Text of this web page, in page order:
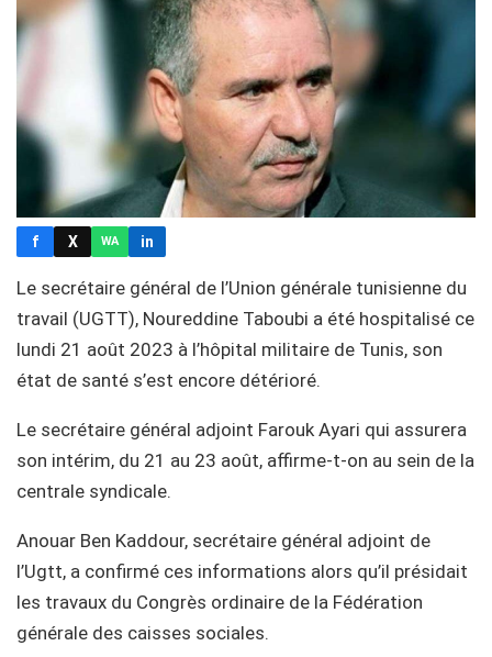
f X WA in
Le secrétaire général de l’Union générale tunisienne du
travail (UGTT), Noureddine Taboubi a été hospitalisé ce
lundi 21 août 2023 à l’hôpital militaire de Tunis, son
état de santé s’est encore détérioré.
Le secrétaire général adjoint Farouk Ayari qui assurera
son intérim, du 21 au 23 août, affirme-t-on au sein de la
centrale syndicale.
Anouar Ben Kaddour, secrétaire général adjoint de
l’Ugtt, a confirmé ces informations alors qu’il présidait
les travaux du Congrès ordinaire de la Fédération
générale des caisses sociales.